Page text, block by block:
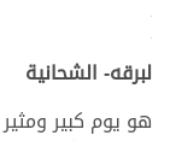
>
>
لبرقه- الشحانية
هو يوم كبير